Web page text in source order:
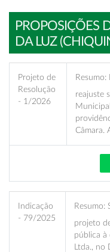
PROPOSIÇÕES
DA LUZ
Projeto de
Resolução
- 1/2026
Resumo:
reajuste
Câmara.
Indicação
- 79/2025
Resumo:
projeto
pública à
Ltda.,